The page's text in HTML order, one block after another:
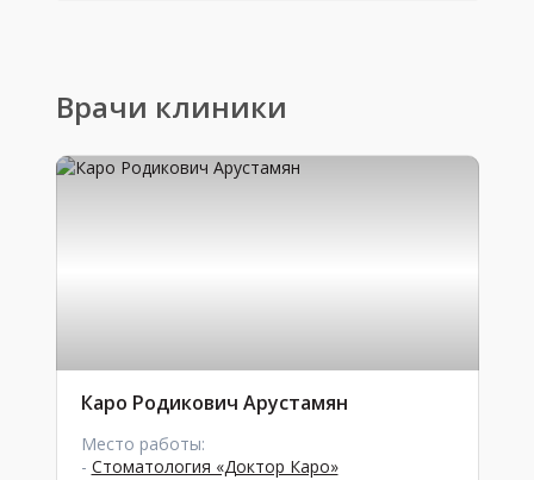
Врачи клиники
Каро Родикович Арустамян
Место работы:
- Стоматология «Доктор Каро»